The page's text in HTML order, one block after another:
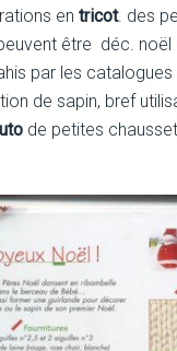
en tricot. des
être déc.
par les catalogues
de sapin, bref
de petites